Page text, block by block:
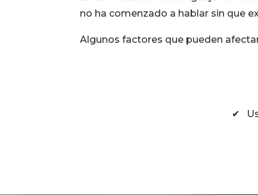
no ha comenzado a hablar sin que
Algunos factores que pueden
✔